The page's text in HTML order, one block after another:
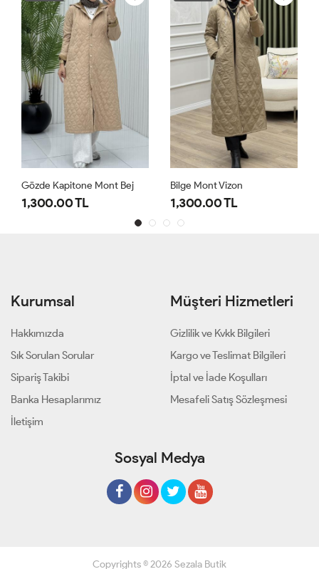
Gözde Kapitone Mont Bej
1,300.00 TL
Bilge Mont Vizon
1,300.00 TL
Kurumsal
Hakkımızda
Sık Sorulan Sorular
Sipariş Takibi
Banka Hesaplarımız
İletişim
Müşteri Hizmetleri
Gizlilik ve Kvkk Bilgileri
Kargo ve Teslimat Bilgileri
İptal ve İade Koşulları
Mesafeli Satış Sözleşmesi
Sosyal Medya
Copyrights © 2026 Sezala Butik